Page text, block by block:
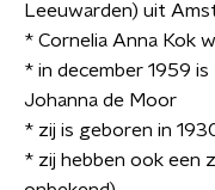
Leeuwarden) uit
* Cornelia Anna Kok
* in december 1959
Johanna de Moor
* zij is geboren in
* zij hebben ook een